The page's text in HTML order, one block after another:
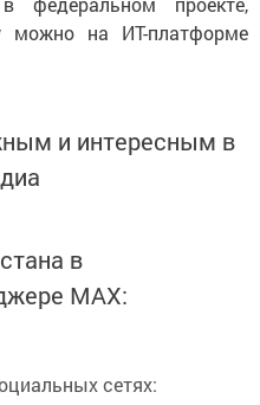
можно на ИТ-платформе
и интересным в
в
MАХ:
сетях: